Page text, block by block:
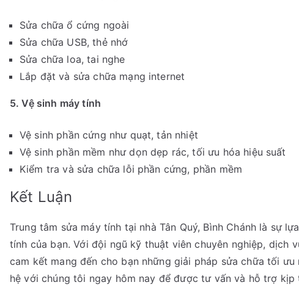
Sửa chữa ổ cứng ngoài
Sửa chữa USB, thẻ nhớ
Sửa chữa loa, tai nghe
Lắp đặt và sửa chữa mạng internet
5. Vệ sinh máy tính
Vệ sinh phần cứng như quạt, tản nhiệt
Vệ sinh phần mềm như dọn dẹp rác, tối ưu hóa hiệu suất
Kiểm tra và sửa chữa lỗi phần cứng, phần mềm
Kết Luận
Trung tâm sửa máy tính tại nhà Tân Quý, Bình Chánh là sự
tính của bạn. Với đội ngũ kỹ thuật viên chuyên nghiệp, dịch
cam kết mang đến cho bạn những giải pháp sửa chữa tối
hệ với chúng tôi ngay hôm nay để được tư vấn và hỗ trợ kịp